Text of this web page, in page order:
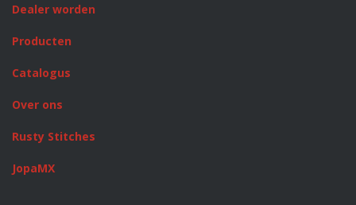
Dealer worden
Producten
Catalogus
Over ons
Rusty Stitches
JopaMX